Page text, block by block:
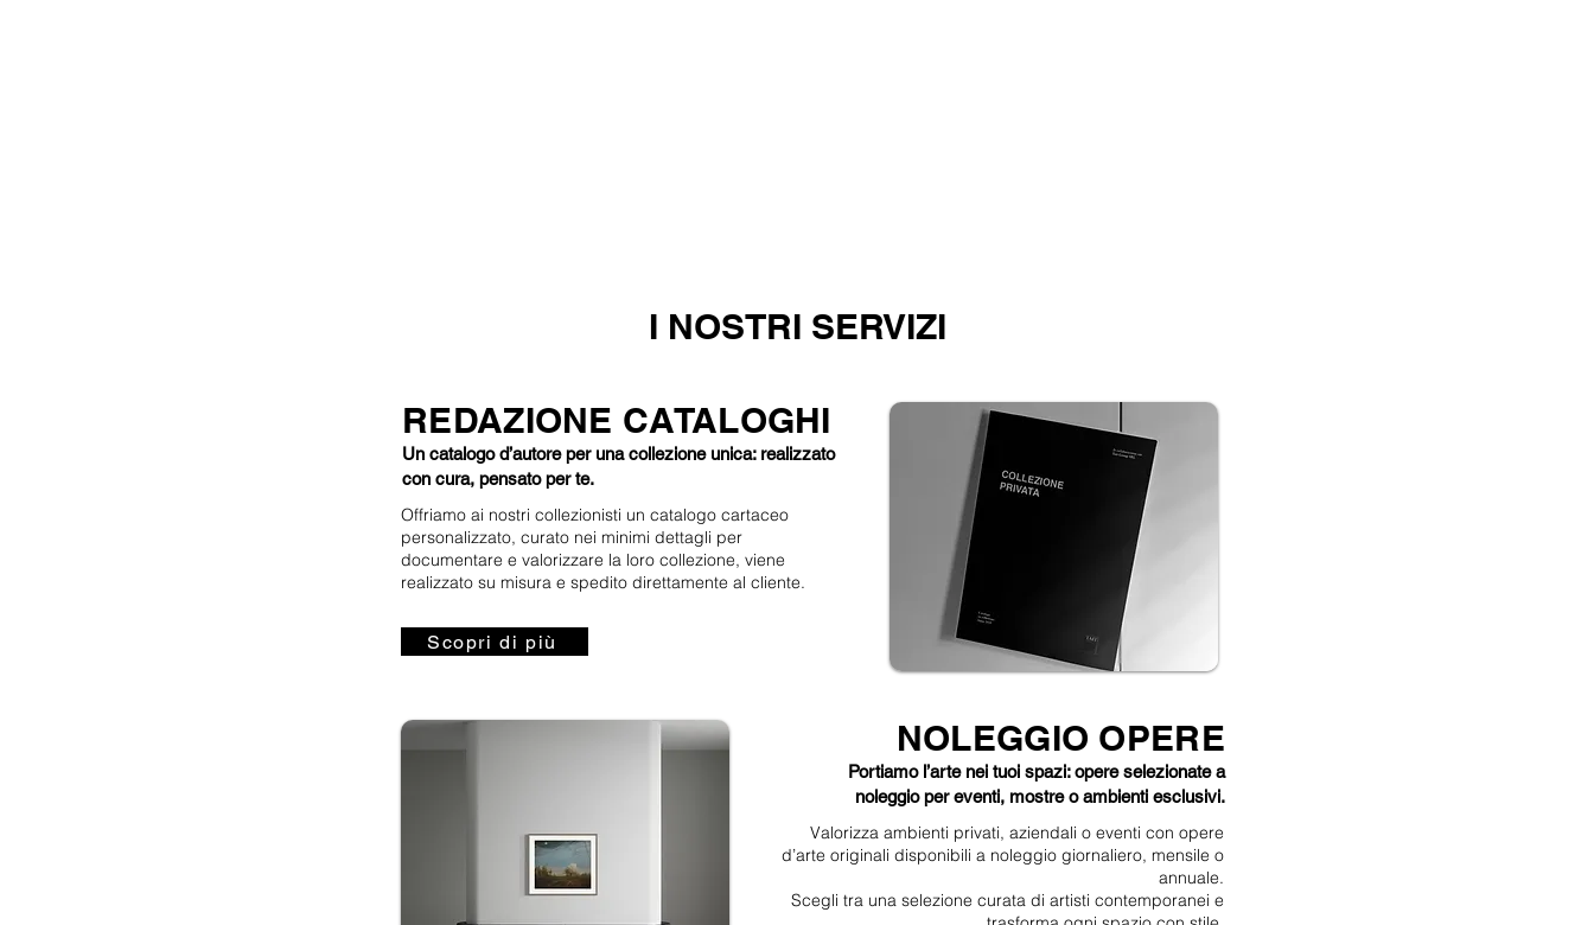
I NOSTRI SERVIZI
REDAZIONE CATALOGHI
Un catalogo d’autore per una collezione unica: realizzato
con cura, pensato per te.
Offriamo ai nostri collezionisti un catalogo cartaceo
personalizzato, curato nei minimi dettagli per
documentare e valorizzare la loro collezione, viene
realizzato su misura e spedito direttamente al cliente.
Scopri di più
NOLEGGIO OPERE
Portiamo l’arte nei tuoi spazi: opere selezionate a
noleggio per eventi, mostre o ambienti esclusivi.
Valorizza ambienti privati, aziendali o eventi con opere
d’arte originali disponibili a noleggio giornaliero, mensile o
annuale.
Scegli tra una selezione curata di artisti contemporanei e